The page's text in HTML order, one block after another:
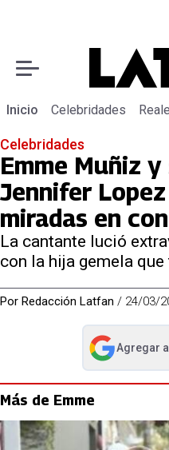
Inicio Celebridades
Celebridades
Emme Muñiz
Jennifer
miradas en
La cantante lució
con la hija gemela
Por Redacción Latfan / 24/03/
Agregar a
abre en nueva
Más de Emme